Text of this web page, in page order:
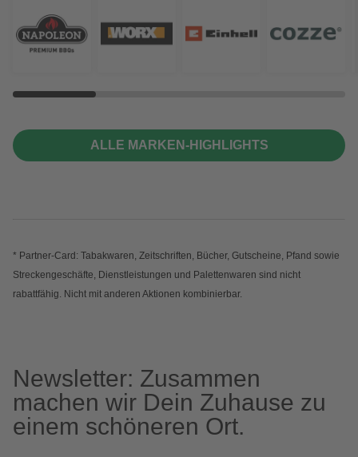
ALLE MARKEN-HIGHLIGHTS
* Partner-Card: Tabakwaren, Zeitschriften, Bücher, Gutscheine, Pfand sowie
Streckengeschäfte, Dienstleistungen und Palettenwaren sind nicht
rabattfähig. Nicht mit anderen Aktionen kombinierbar.
Newsletter: Zusammen
machen wir Dein Zuhause zu
einem schöneren Ort.